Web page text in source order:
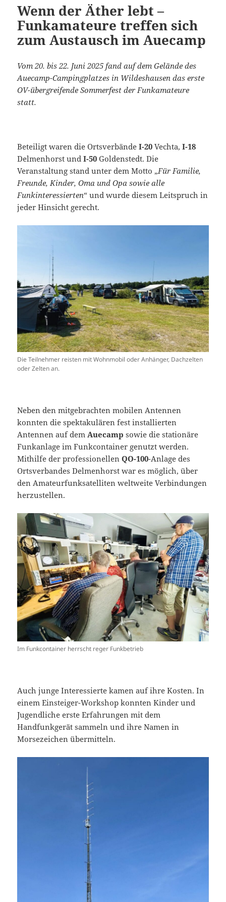
Wenn der Äther lebt –
Funkamateure treffen sich
zum Austausch im Auecamp
Vom 20. bis 22. Juni 2025 fand auf dem Gelände des
Auecamp-Campingplatzes in Wildeshausen das erste
OV-übergreifende Sommerfest der Funkamateure
statt.
Beteiligt waren die OrtsverbändeI-20 Vechta,I-18
Delmenhorst undI-50 Goldenstedt. Die
Veranstaltung stand unter dem Motto „Für Familie,
Freunde, Kinder, Oma und Opa sowie alle
Funkinteressierten“ und wurde diesem Leitspruch in
jeder Hinsicht gerecht.
Die Teilnehmer reisten mit Wohnmobil oder Anhänger, Dachzelten
oder Zelten an.
Neben den mitgebrachten mobilen Antennen
konnten die spektakulären fest installierten
Antennen auf demAuecamp sowie die stationäre
Funkanlage im Funkcontainer genutzt werden.
Mithilfe der professionellenQO-100-Anlage des
Ortsverbandes Delmenhorst war es möglich, über
den Amateurfunksatelliten weltweite Verbindungen
herzustellen.
Im Funkcontainer herrscht reger Funkbetrieb
Auch junge Interessierte kamen auf ihre Kosten. In
einem Einsteiger-Workshop konnten Kinder und
Jugendliche erste Erfahrungen mit dem
Handfunkgerät sammeln und ihre Namen in
Morsezeichen übermitteln.